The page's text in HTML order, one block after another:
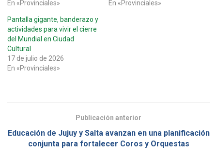
En «Provinciales»
En «Provinciales»
Pantalla gigante, banderazo y
actividades para vivir el cierre
del Mundial en Ciudad
Cultural
17 de julio de 2026
En «Provinciales»
Publicación anterior
Educación de Jujuy y Salta avanzan en una planificación
conjunta para fortalecer Coros y Orquestas